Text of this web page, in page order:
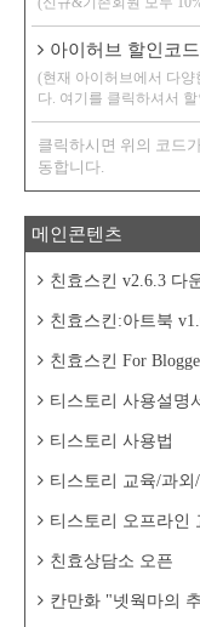
아이허브 할인코
(현재 아이허브에서 다양
다. 여기를 클릭하셔서
클릭하시면 위의 코드
동합니다.
메인콘텐츠
친효스킨 v2.6.3 다
친효스킨:아트북
친효스킨 For
티스토리 사용설명
티스토리 사용법
티스토리 교육/과외
티스토리 오프라인
친효상담소 오픈
칸만화 "넷웍마의